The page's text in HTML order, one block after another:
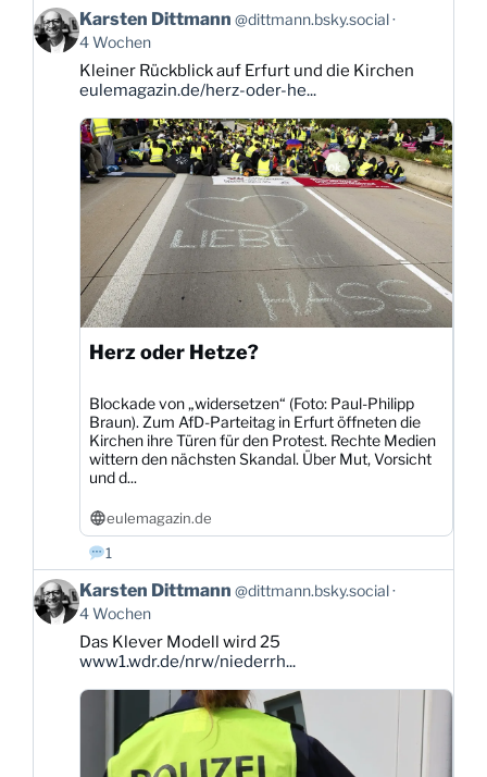
Beitrag
von
Karsten
Dittmann
Bluesky
ansehen
Karsten Dittmann @dittmann.bsky.social
4 Wochen
Kleiner Rückblick auf Erfurt und die Kirchen
eulemagazin.de/herz-oder-he...
Herz oder Hetze?
Blockade von „widersetzen“ (Foto: Paul-Philipp
Braun). Zum AfD-Parteitag in Erfurt öffneten die
Kirchen ihre Türen für den Protest. Rechte Medien
wittern den nächsten Skandal. Über Mut, Vorsicht
und d...
eulemagazin.de
1
Beitrag
von
Karsten
Dittmann
Bluesky
Karsten Dittmann @dittmann.bsky.social
4 Wochen
Das Klever Modell wird 25
www1.wdr.de/nrw/niederrh...